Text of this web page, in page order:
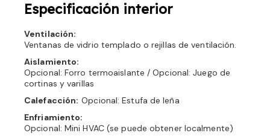
Especificación interior
Ventilación:
Ventanas de vidrio templado o rejillas de ventilación.
Aislamiento:
Opcional: Forro termoaislante / Opcional: Juego de
cortinas y varillas
Calefacción: Opcional: Estufa de leña
Enfriamiento:
Opcional: Mini HVAC (se puede obtener localmente)